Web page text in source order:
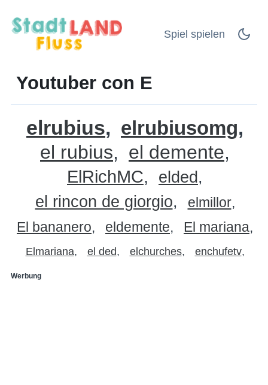
Spiel spielen
Youtuber con E
elrubius elrubiusomg
el rubius el demente
ElRichMC
elded
el rincon de giorgio
elmillor
El bananero
eldemente El mariana
Elmariana el ded elchurches enchufetv
Werbung